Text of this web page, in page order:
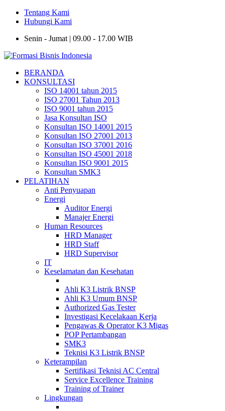
Tentang Kami
Hubungi Kami
Senin - Jumat | 09.00 - 17.00 WIB
BERANDA
KONSULTASI
ISO 14001 tahun 2015
ISO 27001 Tahun 2013
ISO 9001 tahun 2015
Jasa Konsultan ISO
Konsultan ISO 14001 2015
Konsultan ISO 27001 2013
Konsultan ISO 37001 2016
Konsultan ISO 45001 2018
Konsultan ISO 9001 2015
Konsultan SMK3
PELATIHAN
Anti Penyuapan
Energi
Auditor Energi
Manajer Energi
Human Resources
HRD Manager
HRD Staff
HRD Supervisor
IT
Keselamatan dan Kesehatan
Ahli K3 Listrik BNSP
Ahli K3 Umum BNSP
Authorized Gas Tester
Investigasi Kecelakaan Kerja
Pengawas & Operator K3 Migas
POP Pertambangan
SMK3
Teknisi K3 Listrik BNSP
Keterampilan
Sertifikasi Teknisi AC Central
Service Excellence Training
Training of Trainer
Lingkungan